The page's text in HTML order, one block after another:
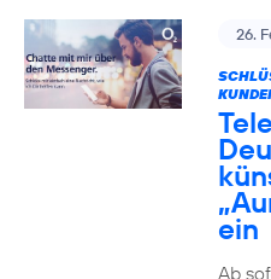
26.
ein
Ab